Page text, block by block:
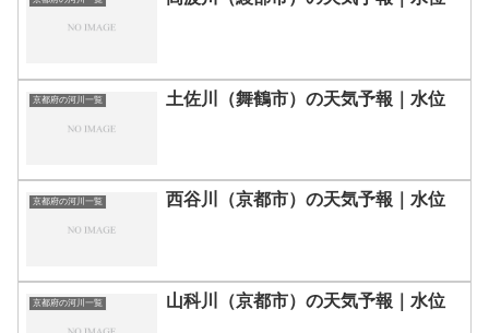
京都府の河川一覧 土佐川（舞鶴市）の天気予報｜水位
京都府の河川一覧 西谷川（京都市）の天気予報｜水位
京都府の河川一覧 山科川（京都市）の天気予報｜水位